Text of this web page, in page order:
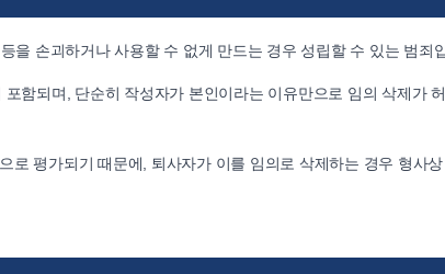
을 손괴하거나 사용할 수 없게 만드는 경우 성립할 수 있는 범죄
함되며, 단순히 작성자가 본인이라는 이유만으로 임의 삭제가
로 평가되기 때문에, 퇴사자가 이를 임의로 삭제하는 경우 형사상